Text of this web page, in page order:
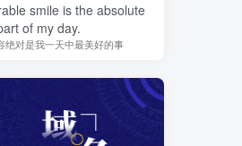
smile is the absolute
of my day.
绝对是我一天中最美好的事